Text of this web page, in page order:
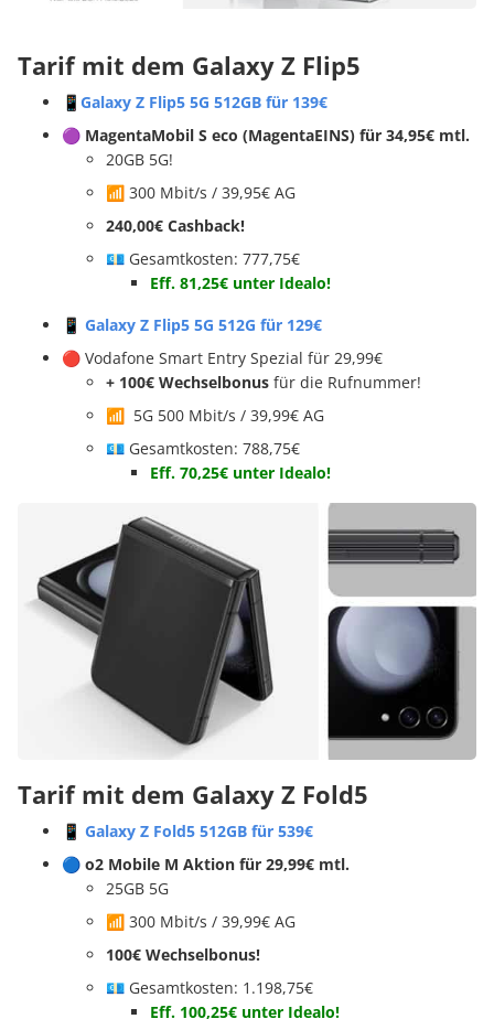
Tarif mit dem Galaxy Z Flip5
📱 Galaxy Z Flip5 5G 512GB für 139€
🟣 MagentaMobil S eco (MagentaEINS) für 34,95€ mtl.
20GB 5G!
📶 300 Mbit/s / 39,95€ AG
240,00€ Cashback!
💶 Gesamtkosten: 777,75€
Eff. 81,25€ unter Idealo!
📱 Galaxy Z Flip5 5G 512G für 129€
🔴 Vodafone Smart Entry Spezial für 29,99€
+ 100€ Wechselbonus für die Rufnummer!
📶 5G 500 Mbit/s / 39,99€ AG
💶 Gesamtkosten: 788,75€
Eff. 70,25€ unter Idealo!
Tarif mit dem Galaxy Z Fold5
📱 Galaxy Z Fold5 512GB für 539€
🔵 o2 Mobile M Aktion für 29,99€ mtl.
25GB 5G
📶 300 Mbit/s / 39,99€ AG
100€ Wechselbonus!
💶 Gesamtkosten: 1.198,75€
Eff. 100,25€ unter Idealo!